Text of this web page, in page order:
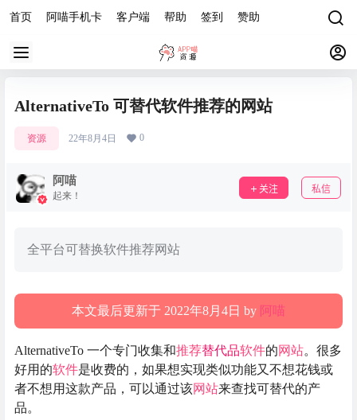
首页 阿喵手机卡 客户端 帮助 签到 赞助
AlternativeTo 可替代软件推荐的网站
资源 22年8月4日 0
阿喵
起来！
关注 私信
全平台可替换软件推荐网站
本文最后更新于 2022年8月4日 by 阿喵
AlternativeTo 一个专门收集和推荐替代品软件的网站。很多
好用的软件是收费的，如果想实现类似功能又不想花钱或
者不想用这款产品，可以通过该网站来查找可替代的产
品。